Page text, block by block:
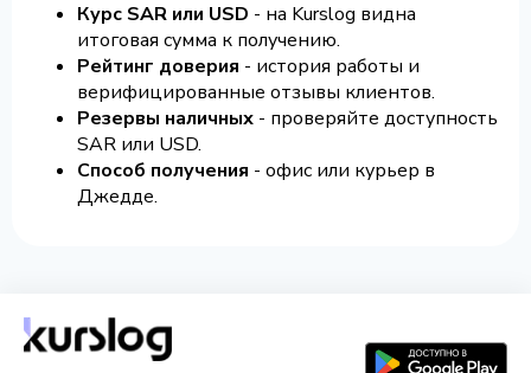
Курс SAR или USD - на Kurslog видна
итоговая сумма к получению.
Рейтинг доверия - история работы и
верифицированные отзывы клиентов.
Резервы наличных - проверяйте доступность
SAR или USD.
Способ получения - офис или курьер в
Джедде.